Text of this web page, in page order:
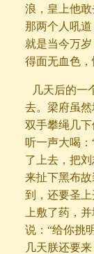
浪，皇上他
那两个人吼
就是当今万
得面无血色
几天后的一
去。梁府虽
双手攀绳几
听一声大喝
了上去，把
来扯下黑布
到，还要圣
上敷了药，
说：“给你挑
几天朕还要